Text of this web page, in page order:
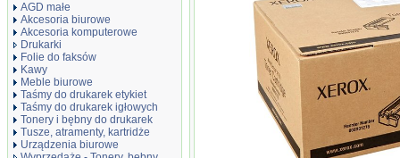
AGD małe
Akcesoria biurowe
Akcesoria komputerowe
Drukarki
Folie do faksów
Kawy
Meble biurowe
Taśmy do drukarek etykiet
Taśmy do drukarek igłowych
Tonery i bębny do drukarek
Tusze, atramenty, kartridże
Urządzenia biurowe